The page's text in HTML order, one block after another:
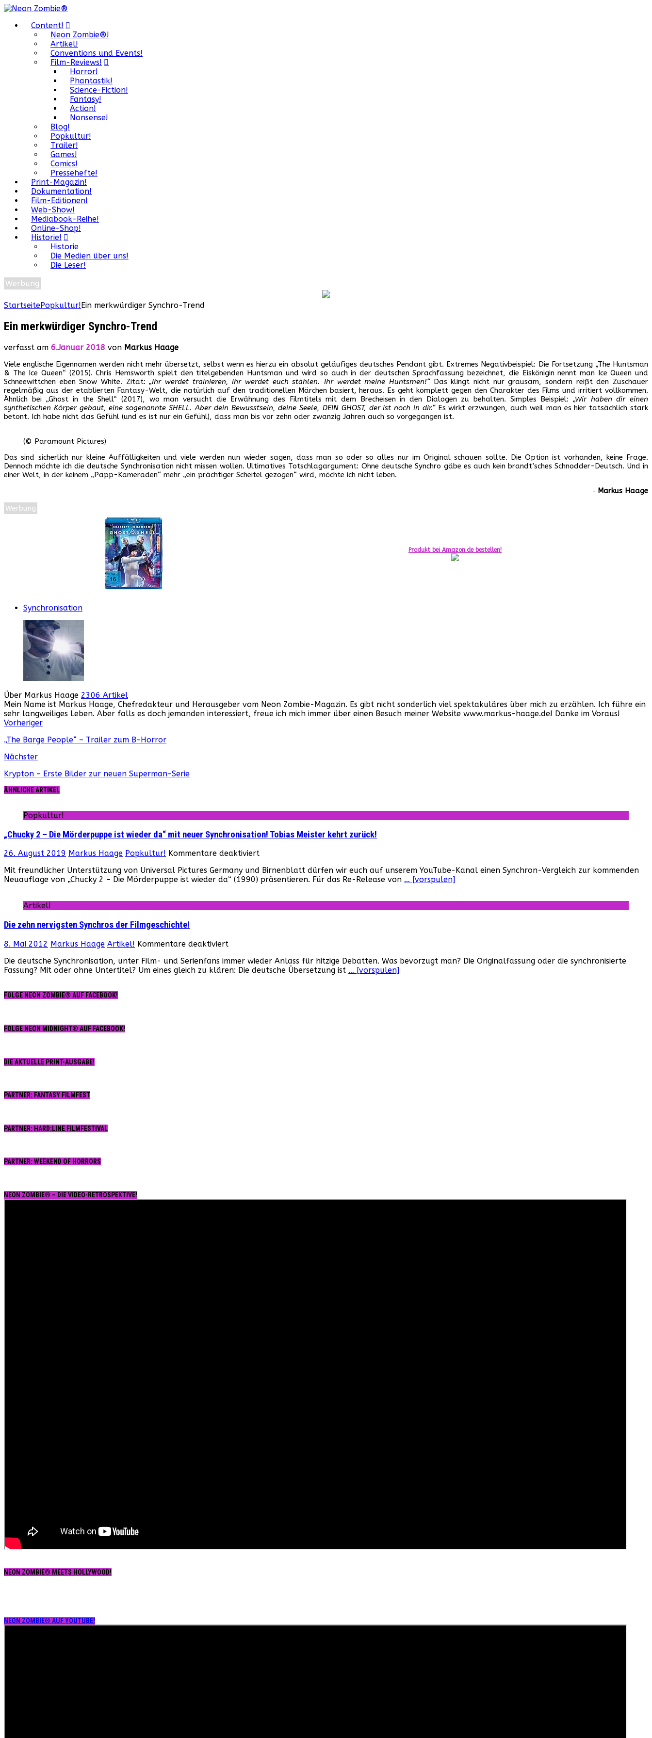
Content!
Neon Zombie®!
Artikel!
Conventions und Events!
Film-Reviews!
Horror!
Phantastik!
Science-Fiction!
Fantasy!
Action!
Nonsense!
Blog!
Popkultur!
Trailer!
Games!
Comics!
Pressehefte!
Print-Magazin!
Dokumentation!
Film-Editionen!
Web-Show!
Mediabook-Reihe!
Online-Shop!
Historie!
Historie
Die Medien über uns!
Die Leser!
Werbung
StartseitePopkultur!Ein merkwürdiger Synchro-Trend
Ein merkwürdiger Synchro-Trend
verfasst am 6.Januar 2018 von Markus Haage
Viele englische Eigennamen werden nicht mehr übersetzt, selbst wenn es hierzu ein absolut geläufiges deutsches Pendant gibt. Extremes Negativbeispiel: Die Fortsetzung „The Huntsman
& The Ice Queen“ (2015). Chris Hemsworth spielt den titelgebenden Huntsman und wird so auch in der deutschen Sprachfassung bezeichnet, die Eiskönigin nennt man Ice Queen und
Schneewittchen eben Snow White. Zitat:„Ihr werdet trainieren, ihr werdet euch stählen. Ihr werdet meine Huntsmen!“Das klingt nicht nur grausam, sondern reißt den Zuschauer
regelmäßig aus der etablierten Fantasy-Welt, die natürlich auf den traditionellen Märchen basiert, heraus. Es geht komplett gegen den Charakter des Films und irritiert vollkommen.
Ähnlich bei „Ghost in the Shell“ (2017), wo man versucht die Erwähnung des Filmtitels mit dem Brecheisen in den Dialogen zu behalten. Simples Beispiel: „Wir haben dir einen
synthetischen Körper gebaut, eine sogenannte SHELL. Aber dein Bewusstsein, deine Seele, DEIN GHOST, der ist noch in dir.“Es wirkt erzwungen, auch weil man es hier tatsächlich stark
betont. Ich habe nicht das Gefühl (und es ist nur ein Gefühl), dass man bis vor zehn oder zwanzig Jahren auch so vorgegangen ist.
(© Paramount Pictures)
Das sind sicherlich nur kleine Auffälligkeiten und viele werden nun wieder sagen, dass man so oder so alles nur im Original schauen sollte. Die Option ist vorhanden, keine Frage.
Dennoch möchte ich die deutsche Synchronisation nicht missen wollen. Ultimatives Totschlagargument: Ohne deutsche Synchro gäbe es auch kein brandt’sches Schnodder-Deutsch. Und in
einer Welt, in der keinem „Papp-Kameraden“ mehr „ein prächtiger Scheitel gezogen“ wird, möchte ich nicht leben.
‐ Markus Haage
Werbung
Produkt bei Amazon.de bestellen!
Synchronisation
Über Markus Haage 2306 Artikel
Mein Name ist Markus Haage, Chefredakteur und Herausgeber vom Neon Zombie-Magazin. Es gibt nicht sonderlich viel spektakuläres über mich zu erzählen. Ich führe ein
sehr langweiliges Leben. Aber falls es doch jemanden interessiert, freue ich mich immer über einen Besuch meiner Website www.markus-haage.de! Danke im Voraus!
Webseite
Facebook
Instagram
YouTube
Vorheriger
„The Barge People“ – Trailer zum B-Horror
Nächster
Krypton – Erste Bilder zur neuen Superman-Serie
ÄHNLICHE ARTIKEL
Popkultur!
„Chucky 2 – Die Mörderpuppe ist wieder da“ mit neuer Synchronisation! Tobias Meister kehrt zurück!
26. August 2019 Markus Haage Popkultur! Kommentare deaktiviertfür
2
–
Mörderpuppe
ist
Tobias
Meister
Mit freundlicher Unterstützung von Universal Pictures Germany und Birnenblatt dürfen wir euch auf unserem YouTube-Kanal einen Synchron-Vergleich zur kommenden
Neuauflage von „Chucky 2 – Die Mörderpuppe ist wieder da“ (1990) präsentieren. Für das Re-Release von … [vorspulen]
Artikel!
Die zehn nervigsten Synchros der Filmgeschichte!
8. Mai 2012 Markus Haage Artikel! Kommentare deaktiviert
zehn
nervigsten
Die deutsche Synchronisation, unter Film- und Serienfans immer wieder Anlass für hitzige Debatten. Was bevorzugt man? Die Originalfassung oder die synchronisierte
Fassung? Mit oder ohne Untertitel? Um eines gleich zu klären: Die deutsche Übersetzung ist … [vorspulen]
FOLGE NEON ZOMBIE® AUF FACEBOOK!
FOLGE NEON MIDNIGHT® AUF FACEBOOK!
DIE AKTUELLE PRINT-AUSGABE!
PARTNER: FANTASY FILMFEST
PARTNER: HARD:LINE FILMFESTIVAL
PARTNER: WEEKEND OF HORRORS
NEON ZOMBIE® – DIE VIDEO-RETROSPEKTIVE!
NEON ZOMBIE® MEETS HOLLYWOOD!
NEON ZOMBIE® AUF YOUTUBE!